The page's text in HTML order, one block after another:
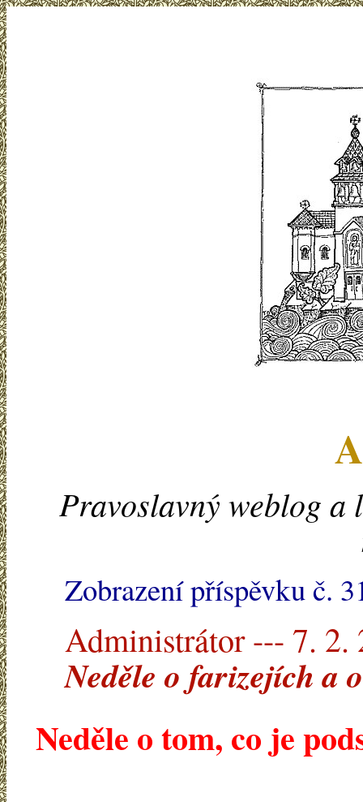
Pravoslavný weblog a
Zobrazení příspěvku č.
Administrátor --- 7. 2.
Neděle o farizejích a
Neděle o tom, co je